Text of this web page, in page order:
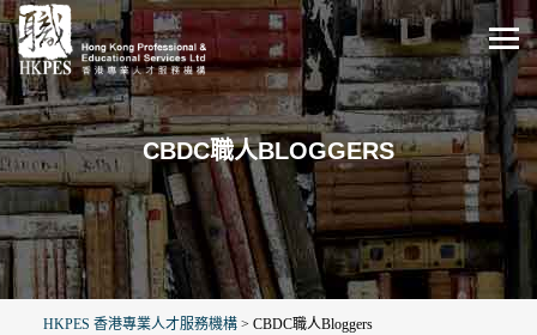
CBDC職人BLOGGERS
HKPES 香港專業人才服務機構 > CBDC職人Bloggers